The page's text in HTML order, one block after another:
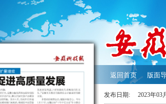
返回首页 版面
发布日期: 2023年03